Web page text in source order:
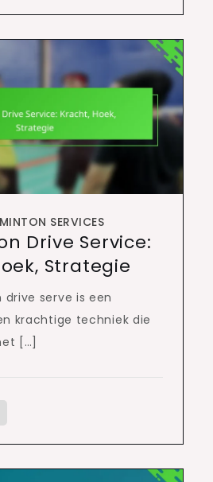
SERVICES
Drive Service:
Strategie
serve is een
krachtige techniek die
[…]